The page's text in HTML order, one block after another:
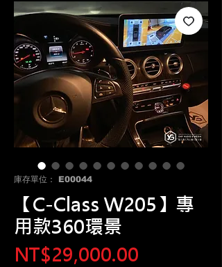
庫存單位： E00044
【C-Class W205】專
用款360環景
NT$29,000.00